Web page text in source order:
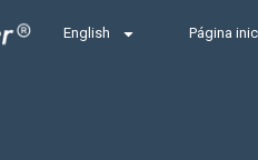
English Página